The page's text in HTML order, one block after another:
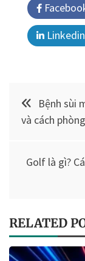
Linkedin
Điều
hướng
viết
Bệnh sùi
và cách
Golf là gì?
RELATED